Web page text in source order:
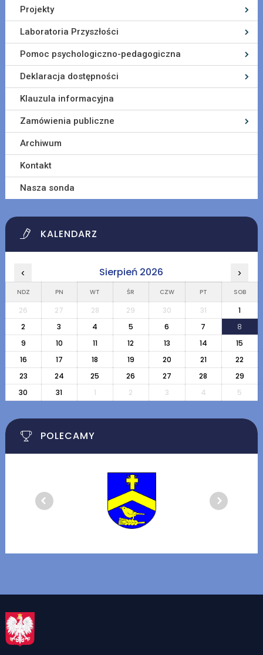
Projekty
Laboratoria Przyszłości
Pomoc psychologiczno-pedagogiczna
Deklaracja dostępności
Klauzula informacyjna
Zamówienia publiczne
Archiwum
Kontakt
Nasza sonda
KALENDARZ
‹ Sierpień 2026 ›
NDZ PN WT ŚR CZW PT SOB
26 27 28 29 30 31
1
2
3 4 5 6 7
8
9
10 11 12 13 14
15
16
17 18 19 20 21
22
23
24 25 26 27 28
29
30
31 1 2 3 4 5
POLECAMY